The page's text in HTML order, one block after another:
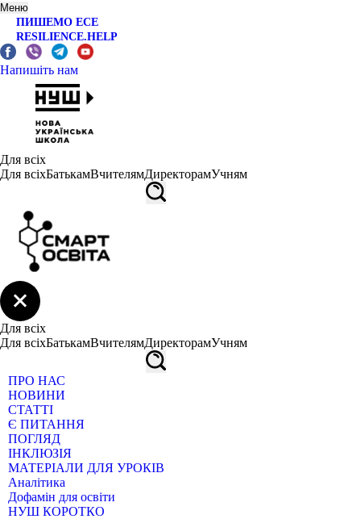
Меню
ПИШЕМО ЕСЕ
RESILIENCE.HELP
Напишіть нам
Для всіх
Для всіхБатькамВчителямДиректорамУчням
Для всіх
Для всіхБатькамВчителямДиректорамУчням
ПРО НАС
НОВИНИ
СТАТТІ
Є ПИТАННЯ
ПОГЛЯД
ІНКЛЮЗІЯ
МАТЕРІАЛИ ДЛЯ УРОКІВ
Аналітика
Дофамін для освіти
НУШ КОРОТКО